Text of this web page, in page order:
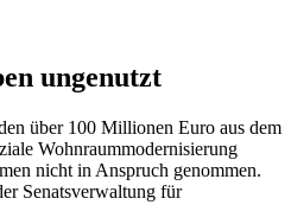
ungenutzt
über 100 Millionen Euro aus dem
Wohnraummodernisierung
nicht in Anspruch genommen.
Senatsverwaltung für